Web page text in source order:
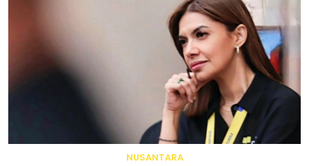
NUSANTARA